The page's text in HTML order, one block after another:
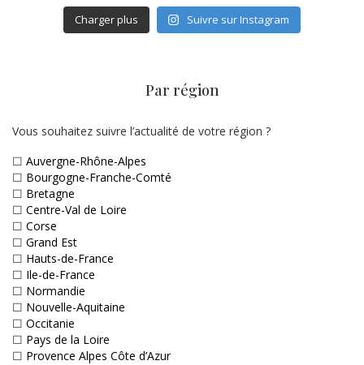
Charger plus Suivre sur Instagram
Par région
Vous souhaitez suivre l’actualité de votre région ?
☐ Auvergne-Rhône-Alpes
☐ Bourgogne-Franche-Comté
☐ Bretagne
☐ Centre-Val de Loire
☐ Corse
☐ Grand Est
☐ Hauts-de-France
☐ Ile-de-France
☐ Normandie
☐ Nouvelle-Aquitaine
☐ Occitanie
☐ Pays de la Loire
☐ Provence Alpes Côte d’Azur